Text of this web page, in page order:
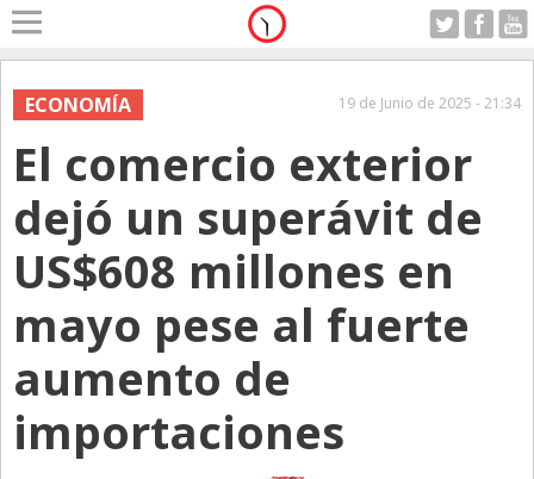
Home
A Motor
Alerta
Anticipo
Campo
Carrera & Emprendedores
Club House
Coleccionistas
Con Estilo
De Bolsillo
Viernes 07.08.2026
ECONOMÍA 19 de Junio de 2025 - 21:34
El comercio exterior
dejó un superávit de
US$608 millones en
mayo pese al fuerte
aumento de
importaciones